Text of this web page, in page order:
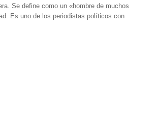
Se define como un «hombre de muchos
Es uno de los periodistas políticos con